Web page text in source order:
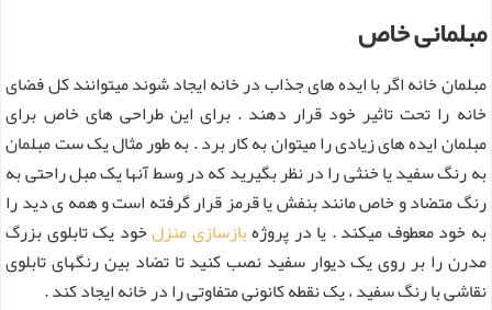
مبلمانی خاص
مبلمان خانه اگر با ایده های جذاب در خانه ایجاد شوند میتوانند کل فضای
خانه را تحت تاثیر خود قرار دهند . برای این طراحی های خاص برای
مبلمان ایده های زیادی را میتوان به کار برد . به طور مثال یک ست مبلمان
به رنگ سفید یا خنثی را در نظر بگیرید که در وسط آنها یک مبل راحتی به
رنگ متضاد و خاص مانند بنفش یا قرمز قرار گرفته است و همه ی دید را
به خود معطوف میکند . یا در پروژهبازسازی منزلخود یک تابلوی بزرگ
مدرن را بر روی یک دیوار سفید نصب کنید تا تضاد بین رنگهای تابلوی
نقاشی با رنگ سفید ، یک نقطه کانونی متفاوتی را در خانه ایجاد کند .